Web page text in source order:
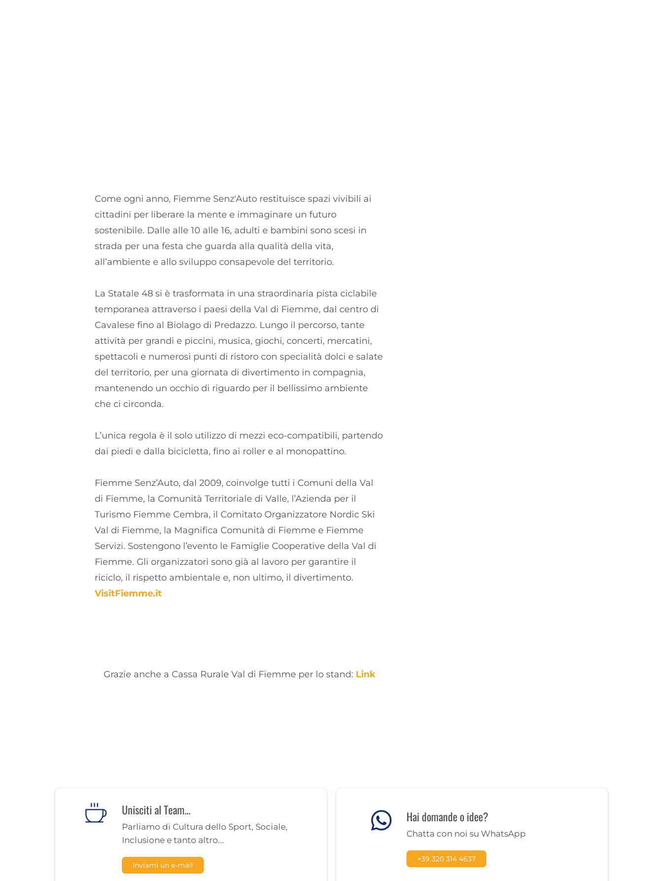
Come ogni anno, Fiemme Senz'Auto restituisce spazi vivibili ai
cittadini per liberare la mente e immaginare un futuro
sostenibile. Dalle alle 10 alle 16, adulti e bambini sono scesi in
strada per una festa che guarda alla qualità della vita,
all’ambiente e allo sviluppo consapevole del territorio.
La Statale 48 si è trasformata in una straordinaria pista ciclabile
temporanea attraverso i paesi della Val di Fiemme, dal centro di
Cavalese fino al Biolago di Predazzo. Lungo il percorso, tante
attività per grandi e piccini, musica, giochi, concerti, mercatini,
spettacoli e numerosi punti di ristoro con specialità dolci e salate
del territorio, per una giornata di divertimento in compagnia,
mantenendo un occhio di riguardo per il bellissimo ambiente
che ci circonda.
L’unica regola è il solo utilizzo di mezzi eco-compatibili, partendo
dai piedi e dalla bicicletta, fino ai roller e al monopattino.
Fiemme Senz’Auto, dal 2009, coinvolge tutti i Comuni della Val
di Fiemme, la Comunità Territoriale di Valle, l’Azienda per il
Turismo Fiemme Cembra, il Comitato Organizzatore Nordic Ski
Val di Fiemme, la Magnifica Comunità di Fiemme e Fiemme
Servizi. Sostengono l’evento le Famiglie Cooperative della Val di
Fiemme. Gli organizzatori sono già al lavoro per garantire il
riciclo, il rispetto ambientale e, non ultimo, il divertimento.
VisitFiemme.it
Grazie anche a Cassa Rurale Val di Fiemme per lo stand: Link
Unisciti al Team...
Parliamo di Cultura dello Sport, Sociale,
Inclusione e tanto altro...
Inviami un e-mail
Hai domande o idee?
Chatta con noi su WhatsApp
+39 320 314 4637